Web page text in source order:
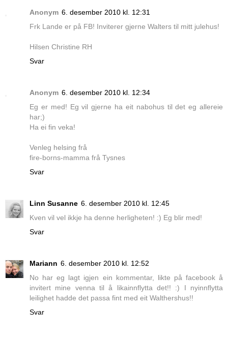
Anonym 6. desember 2010 kl. 12:31
Frk Lande er på FB! Inviterer gjerne Walters til mitt julehus!
Hilsen Christine RH
Svar
Anonym 6. desember 2010 kl. 12:34
Eg er med! Eg vil gjerne ha eit nabohus til det eg allereie
har;)
Ha ei fin veka!
Venleg helsing frå
fire-borns-mamma frå Tysnes
Svar
Linn Susanne 6. desember 2010 kl. 12:45
Kven vil vel ikkje ha denne herligheten! :) Eg blir med!
Svar
Mariann 6. desember 2010 kl. 12:52
No har eg lagt igjen ein kommentar, likte på facebook å
invitert mine venna til å likainnflytta det!! :) I nyinnflytta
leilighet hadde det passa fint med eit Walthershus!!
Svar